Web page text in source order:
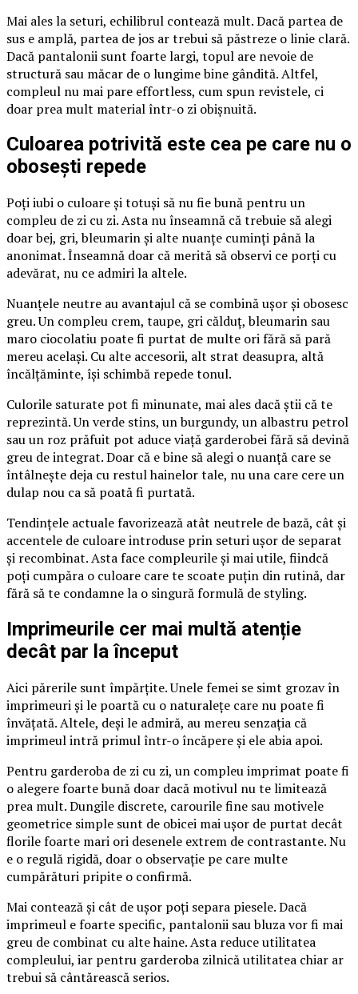
Mai ales la seturi, echilibrul contează mult. Dacă partea de
sus e amplă, partea de jos ar trebui să păstreze o linie clară.
Dacă pantalonii sunt foarte largi, topul are nevoie de
structură sau măcar de o lungime bine gândită. Altfel,
compleul nu mai pare effortless, cum spun revistele, ci
doar prea mult material într-o zi obișnuită.
Culoarea potrivită este cea pe care nu o
obosești repede
Poți iubi o culoare și totuși să nu fie bună pentru un
compleu de zi cu zi. Asta nu înseamnă că trebuie să alegi
doar bej, gri, bleumarin și alte nuanțe cuminți până la
anonimat. Înseamnă doar că merită să observi ce porți cu
adevărat, nu ce admiri la altele.
Nuanțele neutre au avantajul că se combină ușor și obosesc
greu. Un compleu crem, taupe, gri călduț, bleumarin sau
maro ciocolatiu poate fi purtat de multe ori fără să pară
mereu același. Cu alte accesorii, alt strat deasupra, altă
încălțăminte, își schimbă repede tonul.
Culorile saturate pot fi minunate, mai ales dacă știi că te
reprezintă. Un verde stins, un burgundy, un albastru petrol
sau un roz prăfuit pot aduce viață garderobei fără să devină
greu de integrat. Doar că e bine să alegi o nuanță care se
întâlnește deja cu restul hainelor tale, nu una care cere un
dulap nou ca să poată fi purtată.
Tendințele actuale favorizează atât neutrele de bază, cât și
accentele de culoare introduse prin seturi ușor de separat
și recombinat. Asta face compleurile și mai utile, fiindcă
poți cumpăra o culoare care te scoate puțin din rutină, dar
fără să te condamne la o singură formulă de styling.
Imprimeurile cer mai multă atenție
decât par la început
Aici părerile sunt împărțite. Unele femei se simt grozav în
imprimeuri și le poartă cu o naturalețe care nu poate fi
învățată. Altele, deși le admiră, au mereu senzația că
imprimeul intră primul într-o încăpere și ele abia apoi.
Pentru garderoba de zi cu zi, un compleu imprimat poate fi
o alegere foarte bună doar dacă motivul nu te limitează
prea mult. Dungile discrete, carourile fine sau motivele
geometrice simple sunt de obicei mai ușor de purtat decât
florile foarte mari ori desenele extrem de contrastante. Nu
e o regulă rigidă, doar o observație pe care multe
cumpărături pripite o confirmă.
Mai contează și cât de ușor poți separa piesele. Dacă
imprimeul e foarte specific, pantalonii sau bluza vor fi mai
greu de combinat cu alte haine. Asta reduce utilitatea
compleului, iar pentru garderoba zilnică utilitatea chiar ar
trebui să cântărească serios.